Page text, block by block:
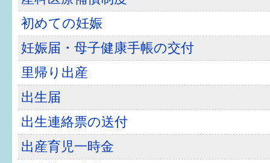
初めての妊娠
妊娠届・母子健康手帳の交付
里帰り出産
出生届
出生連絡票の送付
出産育児一時金
届出・手当・助成
健診・予防接種
仲間づくり・遊び場
子どもを預けたい
入園・入学
相談したい